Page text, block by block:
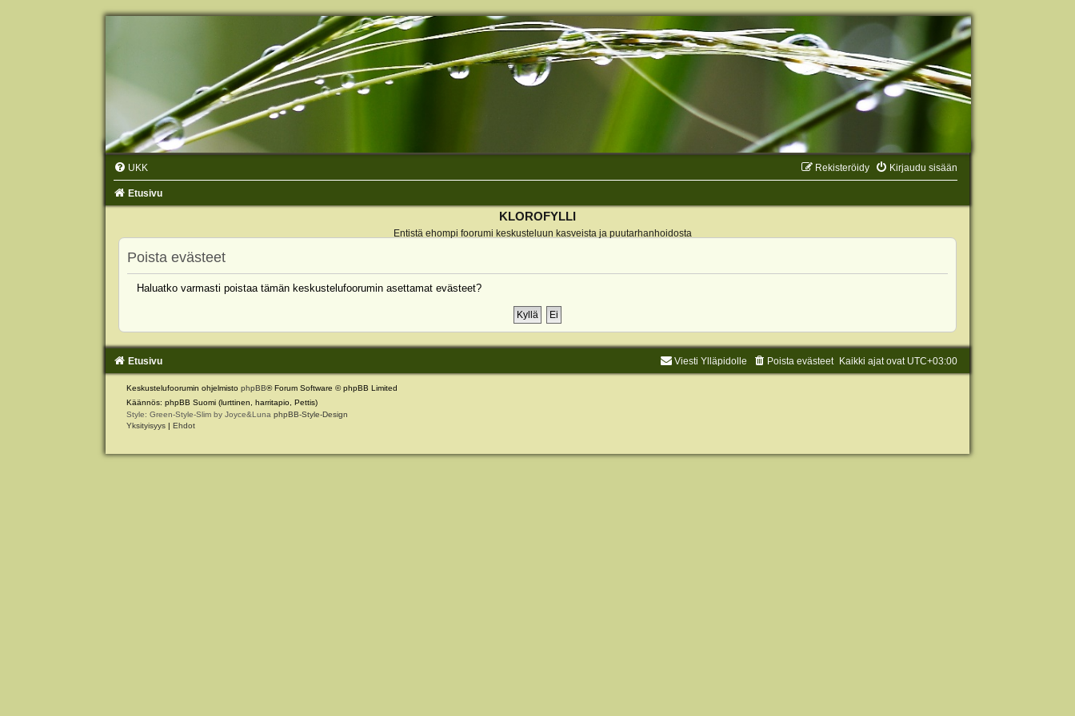
UKK Kirjaudu sisään
Rekisteröidy
Etusivu
KLOROFYLLI
Entistä ehompi foorumi keskusteluun kasveista ja puutarhanhoidosta
Poista evästeet
Haluatko varmasti poistaa tämän keskustelufoorumin asettamat evästeet?
Etusivu Kaikki ajat ovat UTC+03:00
Poista evästeet
Viesti Ylläpidolle
Keskustelufoorumin ohjelmisto phpBB® Forum Software © phpBB Limited
Käännös: phpBB Suomi (lurttinen, harritapio, Pettis)
Style: Green-Style-Slim by Joyce&Luna phpBB-Style-Design
Yksityisyys | Ehdot